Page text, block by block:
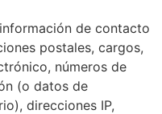
de contacto
postales, cargos,
números de
(o datos de
direcciones IP,